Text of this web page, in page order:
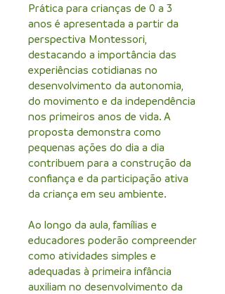
Prática para crianças de 0 a 3
anos é apresentada a partir da
perspectiva Montessori,
destacando a importância das
experiências cotidianas no
desenvolvimento da autonomia,
do movimento e da independência
nos primeiros anos de vida. A
proposta demonstra como
pequenas ações do dia a dia
contribuem para a construção da
confiança e da participação ativa
da criança em seu ambiente.
Ao longo da aula, famílias e
educadores poderão compreender
como atividades simples e
adequadas à primeira infância
auxiliam no desenvolvimento da